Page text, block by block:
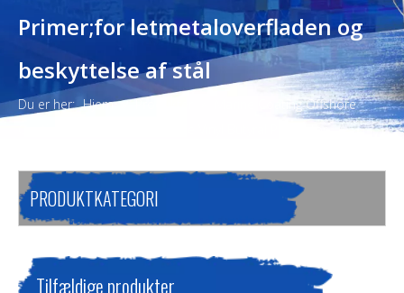
Primer;for letmetaloverfladen og
beskyttelse af stål
Du er her: Hjem » Produkter
Marine Coating Offshore
PRODUKTKATEGORI
Tilfældige produkter